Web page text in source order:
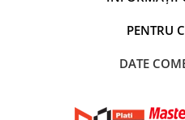
PENTRU
DATE